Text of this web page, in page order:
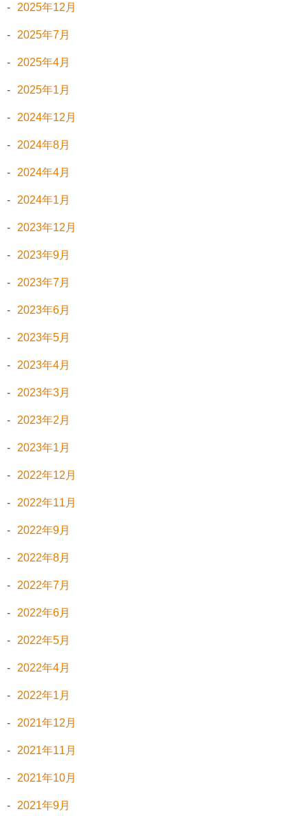
2025年12月
2025年7月
2025年4月
2025年1月
2024年12月
2024年8月
2024年4月
2024年1月
2023年12月
2023年9月
2023年7月
2023年6月
2023年5月
2023年4月
2023年3月
2023年2月
2023年1月
2022年12月
2022年11月
2022年9月
2022年8月
2022年7月
2022年6月
2022年5月
2022年4月
2022年1月
2021年12月
2021年11月
2021年10月
2021年9月